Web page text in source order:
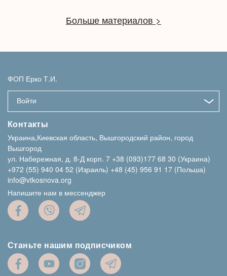
Больше материалов >
ФОП Ерко Т.И.
Войти
Контакты
Украина,Киевская область, Вышгородский район, город
Вышгород
ул. Набережная, д. 8-Д корп. 7 +38 (093)177 68 30 (Украина)
+972 (55) 940 04 52 (Израиль) +48 (45) 956 91 17 (Польша)
info@vtkosnova.org
Напишите нам в мессенджер
Станьте нашим подписчиком